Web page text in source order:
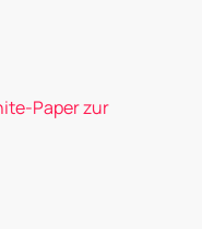
Paper zur